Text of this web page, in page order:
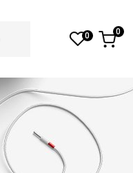
0 0